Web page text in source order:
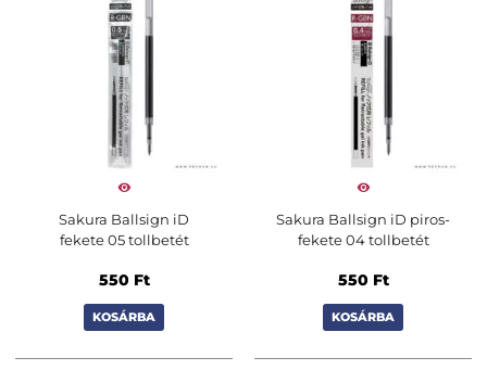
Sakura Ballsign iD
fekete 05 tollbetét
550 Ft
KOSÁRBA
Sakura Ballsign iD piros-
fekete 04 tollbetét
550 Ft
KOSÁRBA